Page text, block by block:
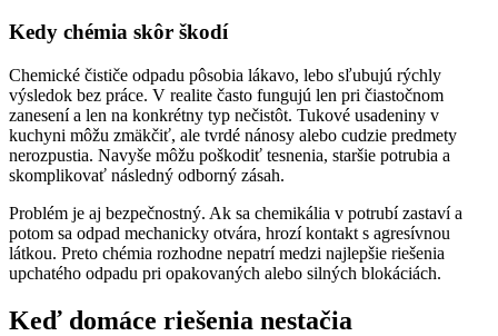
Kedy chémia skôr škodí
Chemické čističe odpadu pôsobia lákavo, lebo sľubujú rýchly
výsledok bez práce. V realite často fungujú len pri čiastočnom
zanesení a len na konkrétny typ nečistôt. Tukové usadeniny v
kuchyni môžu zmäkčiť, ale tvrdé nánosy alebo cudzie predmety
nerozpustia. Navyše môžu poškodiť tesnenia, staršie potrubia a
skomplikovať následný odborný zásah.
Problém je aj bezpečnostný. Ak sa chemikália v potrubí zastaví a
potom sa odpad mechanicky otvára, hrozí kontakt s agresívnou
látkou. Preto chémia rozhodne nepatrí medzi najlepšie riešenia
upchatého odpadu pri opakovaných alebo silných blokáciách.
Keď domáce riešenia nestačia